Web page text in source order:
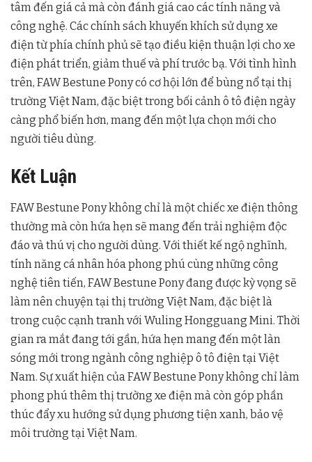
tâm đến giá cả mà còn đánh giá cao các tính năng và
công nghệ. Các chính sách khuyến khích sử dụng xe
điện từ phía chính phủ sẽ tạo điều kiện thuận lợi cho xe
điện phát triển, giảm thuế và phí trước bạ. Với tình hình
trên, FAW Bestune Pony có cơ hội lớn để bùng nổ tại thị
trường Việt Nam, đặc biệt trong bối cảnh ô tô điện ngày
càng phổ biến hơn, mang đến một lựa chọn mới cho
người tiêu dùng.
Kết Luận
FAW Bestune Pony không chỉ là một chiếc xe điện thông
thường mà còn hứa hẹn sẽ mang đến trải nghiệm độc
đáo và thú vị cho người dùng. Với thiết kế ngộ nghĩnh,
tính năng cá nhân hóa phong phú cùng những công
nghệ tiên tiến, FAW Bestune Pony đang được kỳ vọng sẽ
làm nên chuyện tại thị trường Việt Nam, đặc biệt là
trong cuộc cạnh tranh với Wuling Hongguang Mini. Thời
gian ra mắt đang tới gần, hứa hẹn mang đến một làn
sóng mới trong ngành công nghiệp ô tô điện tại Việt
Nam. Sự xuất hiện của FAW Bestune Pony không chỉ làm
phong phú thêm thị trường xe điện mà còn góp phần
thúc đẩy xu hướng sử dụng phương tiện xanh, bảo vệ
môi trường tại Việt Nam.